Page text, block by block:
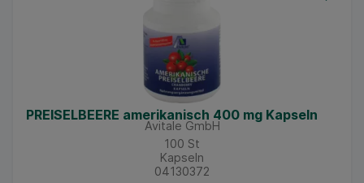
PREISELBEERE amerikanisch 400 mg Kapseln
Avitale GmbH
100 St
Kapseln
04130372